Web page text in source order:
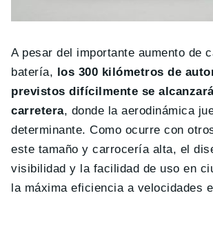
A pesar del importante aumento de
batería, los 300 kilómetros de
previstos difícilmente se
carretera, donde la aerodinámica
determinante. Como ocurre con
este tamaño y carrocería alta, el
visibilidad y la facilidad de uso en
la máxima eficiencia a velocidades